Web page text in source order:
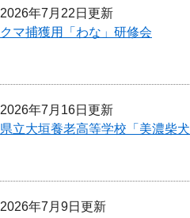
2026年7月22日更新
クマ捕獲用「わな」研修会
2026年7月16日更新
県立大垣養老高等学校「美濃柴
2026年7月9日更新